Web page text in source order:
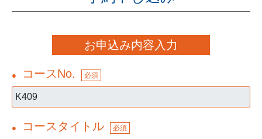
お申込み内容入力
● コースNo. 必須
● コースタイトル 必須